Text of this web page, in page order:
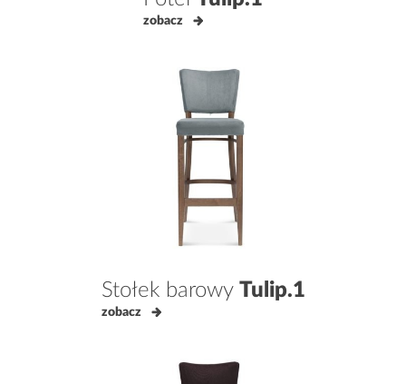
zobacz
Stołek barowy Tulip.1
zobacz